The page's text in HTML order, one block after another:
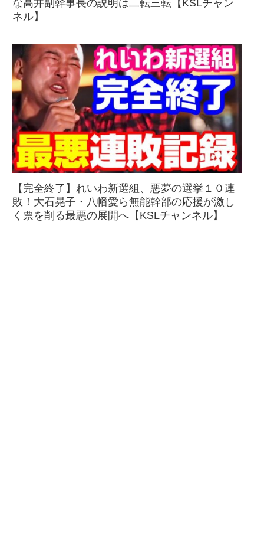
な高井副幹事長の説明は二転三転【KSLチャン
ネル】
【完全終了】れいわ新選組、悪夢の選挙１０連
敗！大石晃子・八幡愛ら無能幹部の応援が激し
く票を削る最悪の展開へ【KSLチャンネル】